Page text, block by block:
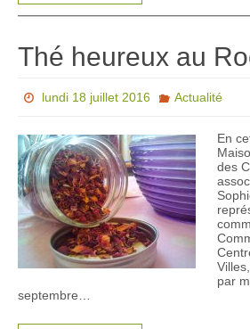
Thé heureux au
lundi 18 juillet 2016 Actualité
En
des
par
septembre…